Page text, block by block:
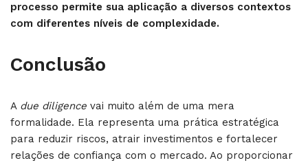
processo permite sua aplicação a diversos contextos
com diferentes níveis de complexidade.
Conclusão
A due diligence vai muito além de uma mera
formalidade. Ela representa uma prática estratégica
para reduzir riscos, atrair investimentos e fortalecer
relações de confiança com o mercado. Ao proporcionar